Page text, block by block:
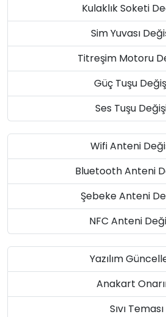
Kulaklık Soketi
Sim Yuvası
Titreşim Motoru
Güç Tuşu
Ses Tuşu
Wifi Anteni
Bluetooth Anteni
Şebeke Anteni
NFC Anteni
Yazılım
Anakart
Sıvı Teması